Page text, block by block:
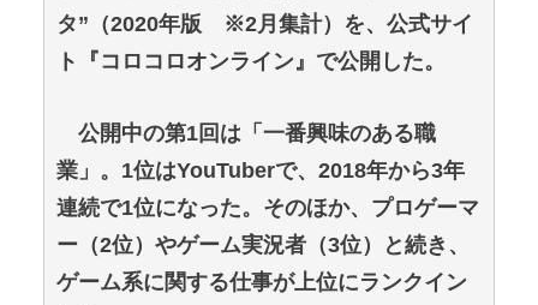
タ”（2020年版 ※2月集計）を、公式サイ
ト『コロコロオンライン』で公開した。
公開中の第1回は「一番興味のある職
業」。1位はYouTuberで、2018年から3年
連続で1位になった。そのほか、プロゲーマ
ー（2位）やゲーム実況者（3位）と続き、
ゲーム系に関する仕事が上位にランクイン